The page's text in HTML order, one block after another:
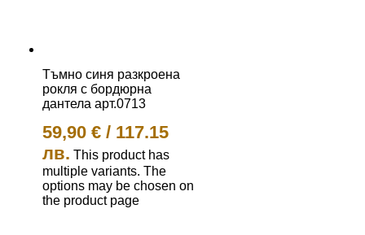
Тъмно синя разкроена
рокля с бордюрна
дантела арт.0713
59,90 € / 117.15
лв. This product has
multiple variants. The
options may be chosen on
the product page